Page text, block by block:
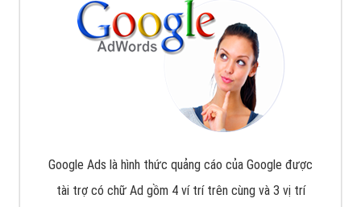
Google Ads là hình thức quảng cáo của Google được
tài trợ có chữ Ad gồm 4 ví trí trên cùng và 3 vị trí